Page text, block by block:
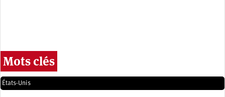
Mots clés
États-Unis